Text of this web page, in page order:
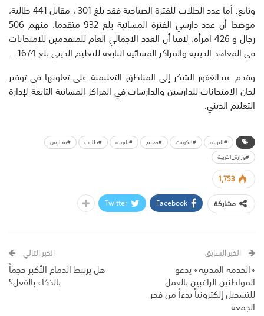
وتابع: أما عدد الطلاب للفترة الصباحية فقد بلغ 301 ، مقابل 441 طالبة،
موضحا أن عدد دارسي الفترة المسائية بلغ 932 متقدما، منهم 506
رجال و 426 امرأة، لافتا أن العدد الاجمالي العام للمتقدمين للامتحانات
في المعاهد الدينية والمراكز المسائية التابعة للتعليم الديني بلغ 1674 .
وقدم عبدالغفور الشكر إلى المناطق التعليمية على تعاونها في توفير
لجان الامتحانات للدارسين والدارسات في المراكز المسائية التابعة لإدارة
التعليم الديني.
#التربية #الكويت #تعليم #ثانوية #طلاب
#مدارس
#وزارة_التربية
1,753
مشاركة
Facebook
Twitter
الخبر السابق
«الخدمة المدنية» يدعو
المواطنين الراغبين بالعمل
للتسجيل إلكترونياً بدءاً من فجر
الجمعة
الخبر التالي
هل يرتبط الدماغ الأكبر حجماً
بالذكاء بالفعل؟